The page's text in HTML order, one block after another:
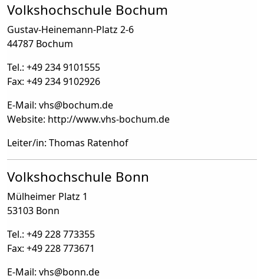
Volkshochschule Bochum
Gustav-Heinemann-Platz 2-6
44787 Bochum
Tel.: +49 234 9101555
Fax: +49 234 9102926
E-Mail: vhs@bochum.de
Website: http://www.vhs-bochum.de
Leiter/in: Thomas Ratenhof
Volkshochschule Bonn
Mülheimer Platz 1
53103 Bonn
Tel.: +49 228 773355
Fax: +49 228 773671
E-Mail: vhs@bonn.de